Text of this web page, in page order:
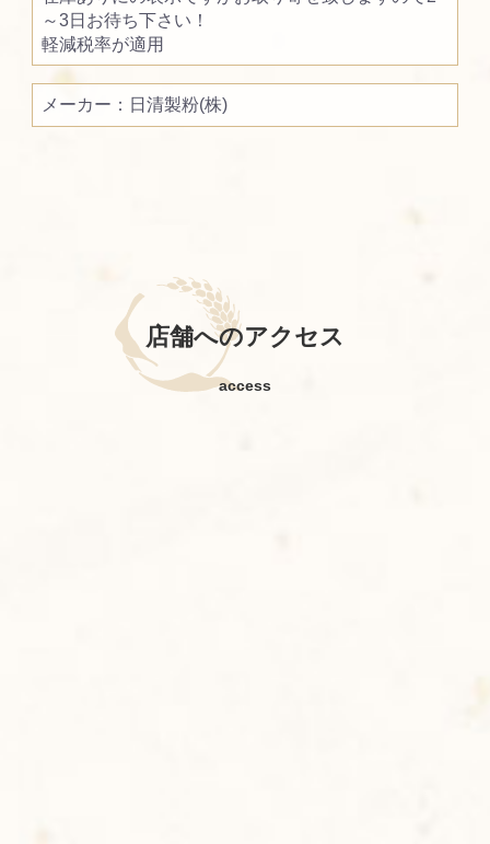
お買い物を続ける
～3日お待ち下さい！
軽減税率が適用
メーカー：日清製粉(株)
店舗へのアクセス
access